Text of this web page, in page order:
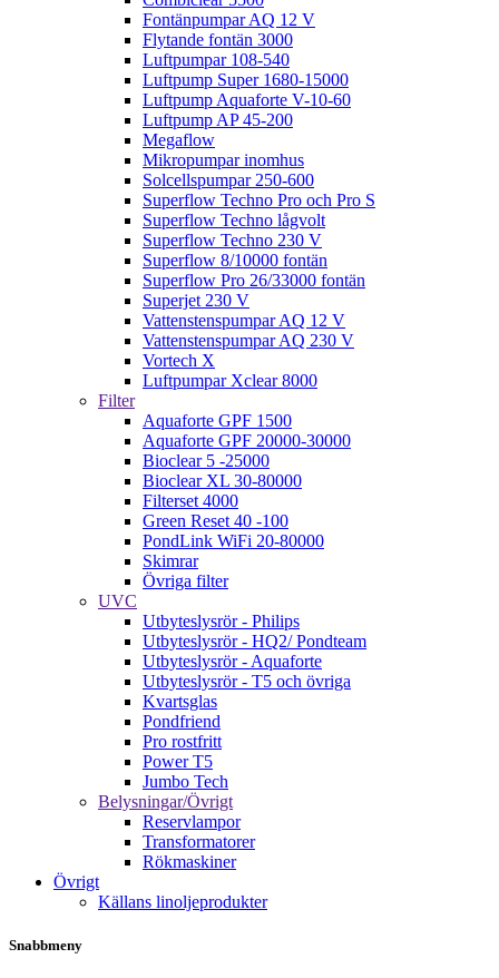
Fontänpumpar AQ 12 V
Flytande fontän 3000
Luftpumpar 108-540
Luftpump Super 1680-15000
Luftpump Aquaforte V-10-60
Luftpump AP 45-200
Megaflow
Mikropumpar inomhus
Solcellspumpar 250-600
Superflow Techno Pro och Pro S
Superflow Techno lågvolt
Superflow Techno 230 V
Superflow 8/10000 fontän
Superflow Pro 26/33000 fontän
Superjet 230 V
Vattenstenspumpar AQ 12 V
Vattenstenspumpar AQ 230 V
Vortech X
Luftpumpar Xclear 8000
Filter
Aquaforte GPF 1500
Aquaforte GPF 20000-30000
Bioclear 5 -25000
Bioclear XL 30-80000
Filterset 4000
Green Reset 40 -100
PondLink WiFi 20-80000
Skimrar
Övriga filter
UVC
Utbyteslysrör - Philips
Utbyteslysrör - HQ2/ Pondteam
Utbyteslysrör - Aquaforte
Utbyteslysrör - T5 och övriga
Kvartsglas
Pondfriend
Pro rostfritt
Power T5
Jumbo Tech
Belysningar/Övrigt
Reservlampor
Transformatorer
Rökmaskiner
Övrigt
Källans linoljeprodukter
Snabbmeny